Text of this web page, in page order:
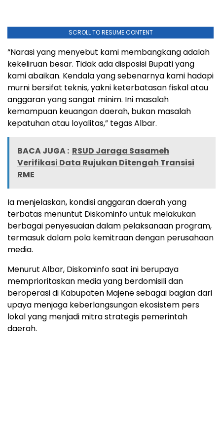
SCROLL TO RESUME CONTENT
“Narasi yang menyebut kami membangkang adalah
kekeliruan besar. Tidak ada disposisi Bupati yang
kami abaikan. Kendala yang sebenarnya kami hadapi
murni bersifat teknis, yakni keterbatasan fiskal atau
anggaran yang sangat minim. Ini masalah
kemampuan keuangan daerah, bukan masalah
kepatuhan atau loyalitas,” tegas Albar.
BACA JUGA : RSUD Jaraga Sasameh
Verifikasi Data Rujukan Ditengah Transisi
RME
Ia menjelaskan, kondisi anggaran daerah yang
terbatas menuntut Diskominfo untuk melakukan
berbagai penyesuaian dalam pelaksanaan program,
termasuk dalam pola kemitraan dengan perusahaan
media.
Menurut Albar, Diskominfo saat ini berupaya
memprioritaskan media yang berdomisili dan
beroperasi di Kabupaten Majene sebagai bagian dari
upaya menjaga keberlangsungan ekosistem pers
lokal yang menjadi mitra strategis pemerintah
daerah.